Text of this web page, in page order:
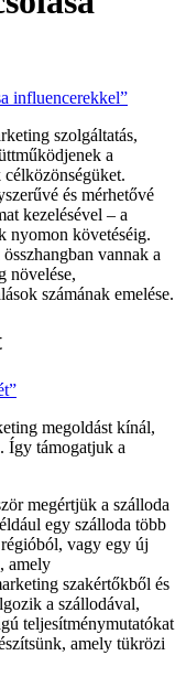
influencerekkel”
szolgáltatás,
a
és mérhetővé
kezelésével – a
nyomon követéséig.
vannak a
növelése,
számának emelése.
megoldást kínál,
Így támogatjuk a
megértjük a szálloda
egy szálloda több
vagy egy új
amely
szakértőkből és
a szállodával,
teljesítménymutatókat
amely tükrözi